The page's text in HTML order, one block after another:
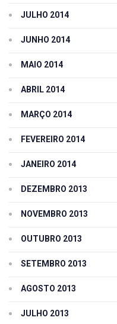
JULHO 2014
JUNHO 2014
MAIO 2014
ABRIL 2014
MARÇO 2014
FEVEREIRO 2014
JANEIRO 2014
DEZEMBRO 2013
NOVEMBRO 2013
OUTUBRO 2013
SETEMBRO 2013
AGOSTO 2013
JULHO 2013